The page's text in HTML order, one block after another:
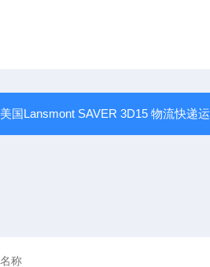
美国Lansmont SAVER 3D15 物流快递运输环境记录仪,海洋海运运输低频振动记录,振动路谱生成,游乐园的游乐设施、航空航天飞行测试、铁路车辆耦合冲击,以及车辆碰撞测试(进口 兰斯蒙特)